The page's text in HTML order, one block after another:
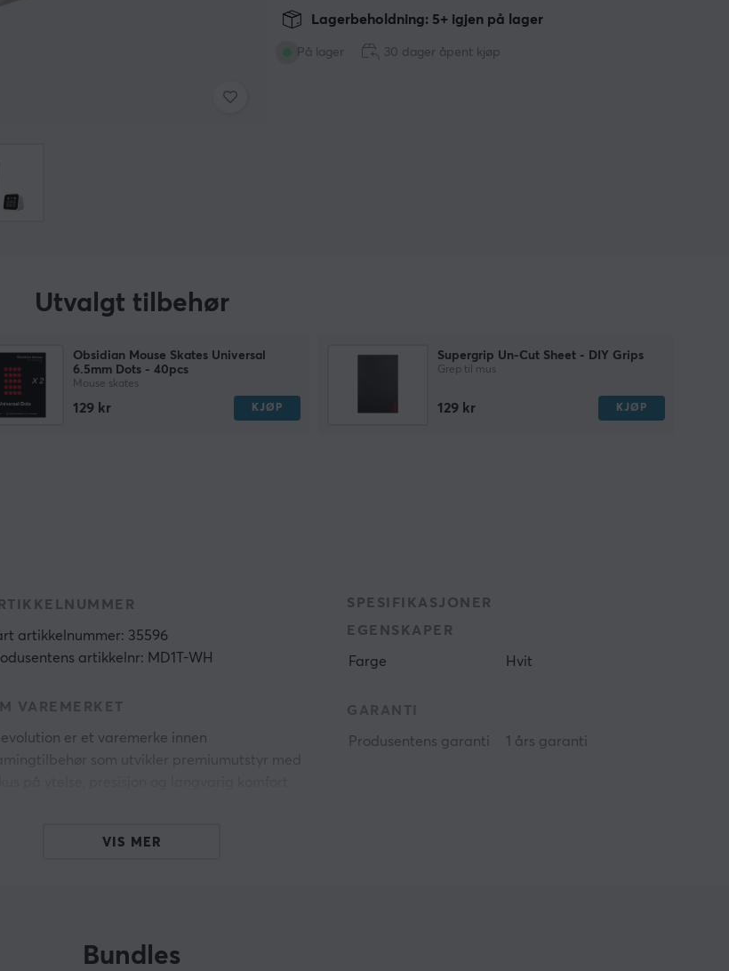
På lager
Lagerbeholdning: 5+ igjen på lager
30 dager åpent kjøp
Utvalgt tilbehør
Obsidian Mouse Skates Universal
6.5mm Dots - 40pcs
Mouse skates
129 kr KJØP
Supergrip Un-Cut Sheet - DIY Grips
Grep til mus
129 kr KJØP
artikkelnummer: 35596
artikkelnr: MD1T-WH
VAREMERKET
er et varemerke innen
moderne teknologi og solid konstruksjon
gamingutstyr som faktisk utgjør en
SPESIFIKASJONER
EGENSKAPER
Farge Hvit
GARANTI
Produsentens garanti 1 års garanti
VIS MER
Bundles